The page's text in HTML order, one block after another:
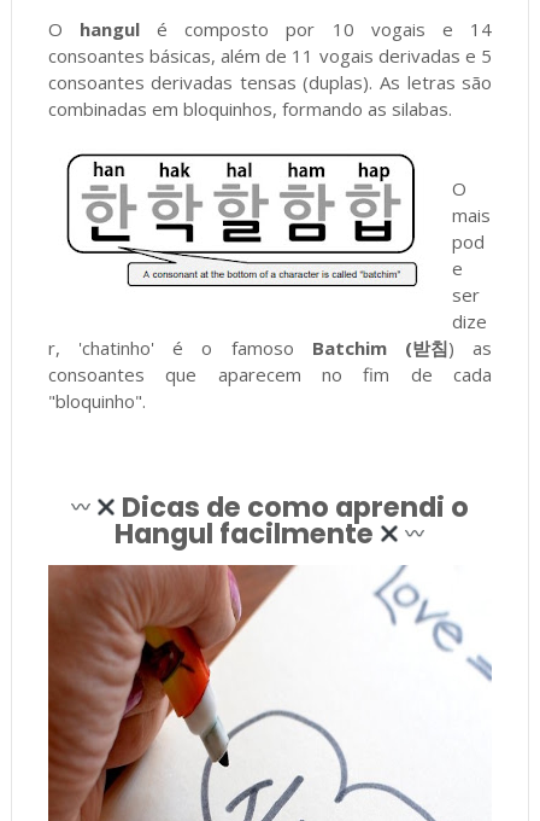
O hangul é composto por 10 vogais e 14
consoantes básicas, além de 11 vogais derivadas e 5
consoantes derivadas tensas (duplas). As letras são
combinadas em bloquinhos, formando as silabas.
O
mais
pod
e
ser
dize
r, 'chatinho' é o famoso Batchim (받침) as
consoantes que aparecem no fim de cada
"bloquinho".
Dicas de como aprendi o
Hangul facilmente